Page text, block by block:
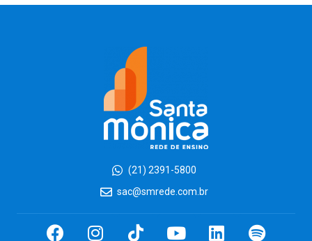
(21) 2391-5800
sac@smrede.com.br